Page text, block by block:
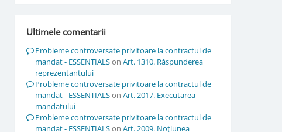
Ultimele comentarii
Probleme controversate privitoare la contractul de
mandat - ESSENTIALSon Art. 1310. Răspunderea
reprezentantului
Probleme controversate privitoare la contractul de
mandat - ESSENTIALSon Art. 2017. Executarea
mandatului
Probleme controversate privitoare la contractul de
mandat - ESSENTIALSon Art. 2009. Noţiunea